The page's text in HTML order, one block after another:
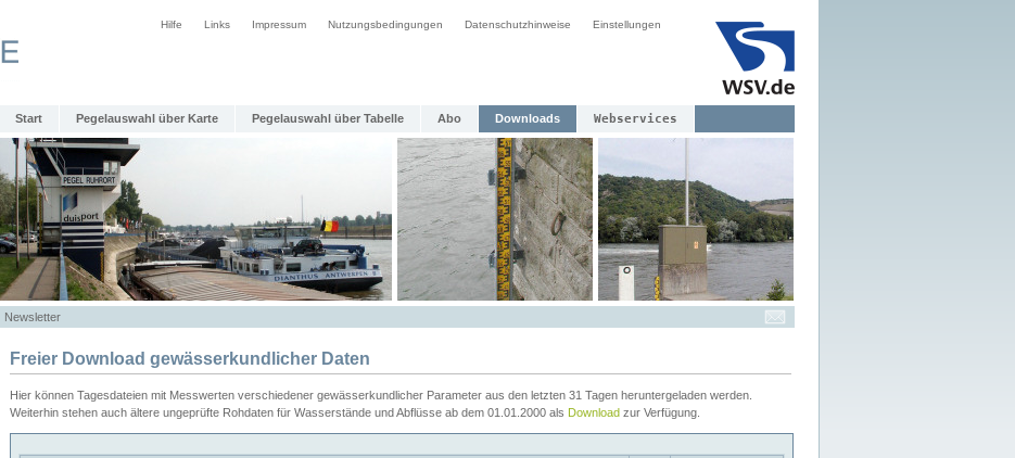
Hilfe Links Impressum Nutzungsbedingungen Datenschutzhinweise Einstellungen
Start Pegelauswahl über Karte Pegelauswahl über Tabelle Abo Downloads Webservices
Newsletter
Freier Download gewässerkundlicher Daten
Hier können Tagesdateien mit Messwerten verschiedener gewässerkundlicher Parameter aus den letzten 31 Tagen heruntergeladen werden.
Weiterhin stehen auch ältere ungeprüfte Rohdaten für Wasserstände und Abflüsse ab dem 01.01.2000 als Download zur Verfügung.